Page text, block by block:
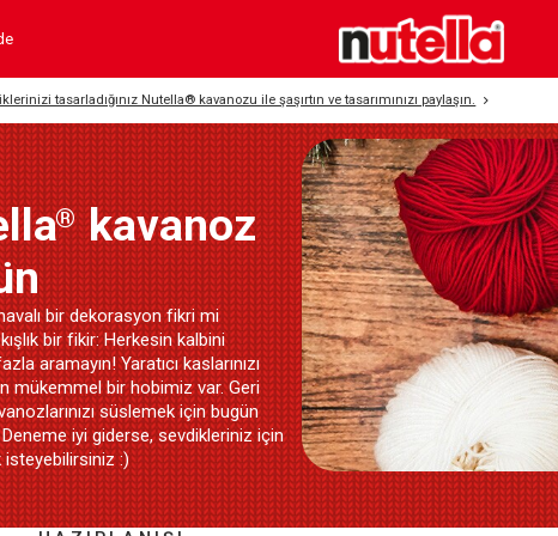
tasarladığınız Nutella® kavanozu ile şaşırtın ve tasarımınızı paylaşın.
®kavanoz
bir dekorasyon fikri mi
bir fikir: Herkesin kalbini
aramayın! Yaratıcı kaslarınızı
mükemmel bir hobimiz var.​ Geri
süslemek için bugün
iyi giderse, sevdikleriniz için
isteyebilirsiniz :)